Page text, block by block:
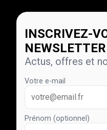
INSCRIVEZ-
NEWSLETTER
Actus, offres et
Votre e-mail
Prénom (optionnel)